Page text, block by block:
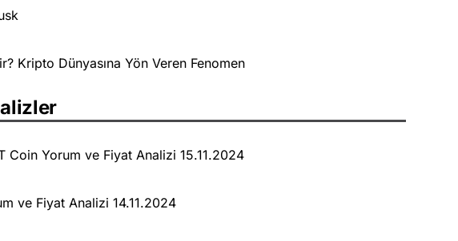
Kripto Dünyasına Yön Veren Fenomen
Coin Yorum ve Fiyat Analizi 15.11.2024
ve Fiyat Analizi 14.11.2024